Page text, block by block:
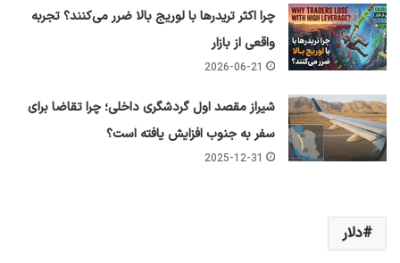
چرا اکثر تریدرها با لوریج بالا ضرر می‌کنند؟ تجربه
واقعی از بازار
2026-06-21
شیراز مقصد اول گردشگری داخلی؛ چرا تقاضا برای
سفر به جنوب افزایش یافته است؟
2025-12-31
دلار